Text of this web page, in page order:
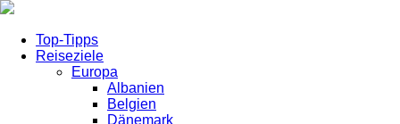
Top-Tipps
Reiseziele
Europa
Albanien
Belgien
Dänemark